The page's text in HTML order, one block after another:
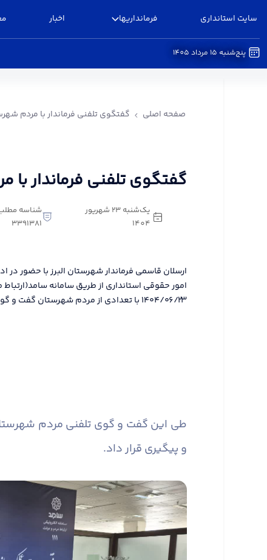
سایت استانداری فرمانداریها اخبار
پنج‌شنبه 15 مرداد 1405
صفحه اصلی گفتگوی تلفنی فرماندار با مردم
گفتگوی تلفنی فرماندار با
یک‌شنبه 23 شهریور
1404
شناسه
3391381
ارسلان قاسمی فرماندار شهرستان البرز با حضور در
امور حقوقی استانداری از طریق سامانه
۱۴۰۴/۰۶/۲۳ با تعدادی از مردم شهرستان گفت و گو کرد.
طی این گفت و گوی تلفنی مردم
و پیگیری قرار داد.